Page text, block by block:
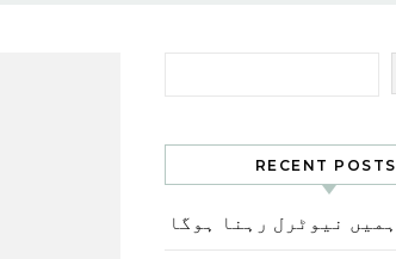
RECENT POSTS
ہمیں نیوٹرل رہنا ہوگا